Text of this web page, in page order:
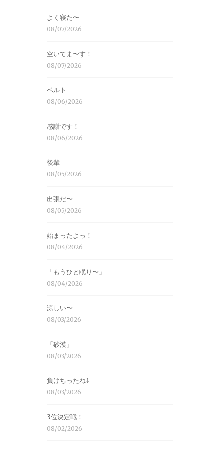
よく寝た〜
08/07/2026
空いてま〜す！
08/07/2026
ベルト
08/06/2026
感謝です！
08/06/2026
後輩
08/05/2026
出張だ〜
08/05/2026
始まったよっ！
08/04/2026
「もうひと眠り〜」
08/04/2026
涼しい〜
08/03/2026
「砂漠」
08/03/2026
負けちったね⤵︎
08/03/2026
3位決定戦！
08/02/2026